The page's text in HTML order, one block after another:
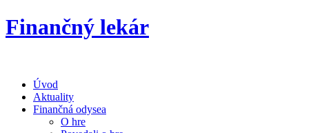
Finančný lekár
Úvod
Aktuality
Finančná odysea
O hre